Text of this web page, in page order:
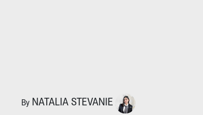
By NATALIA STEVANIE